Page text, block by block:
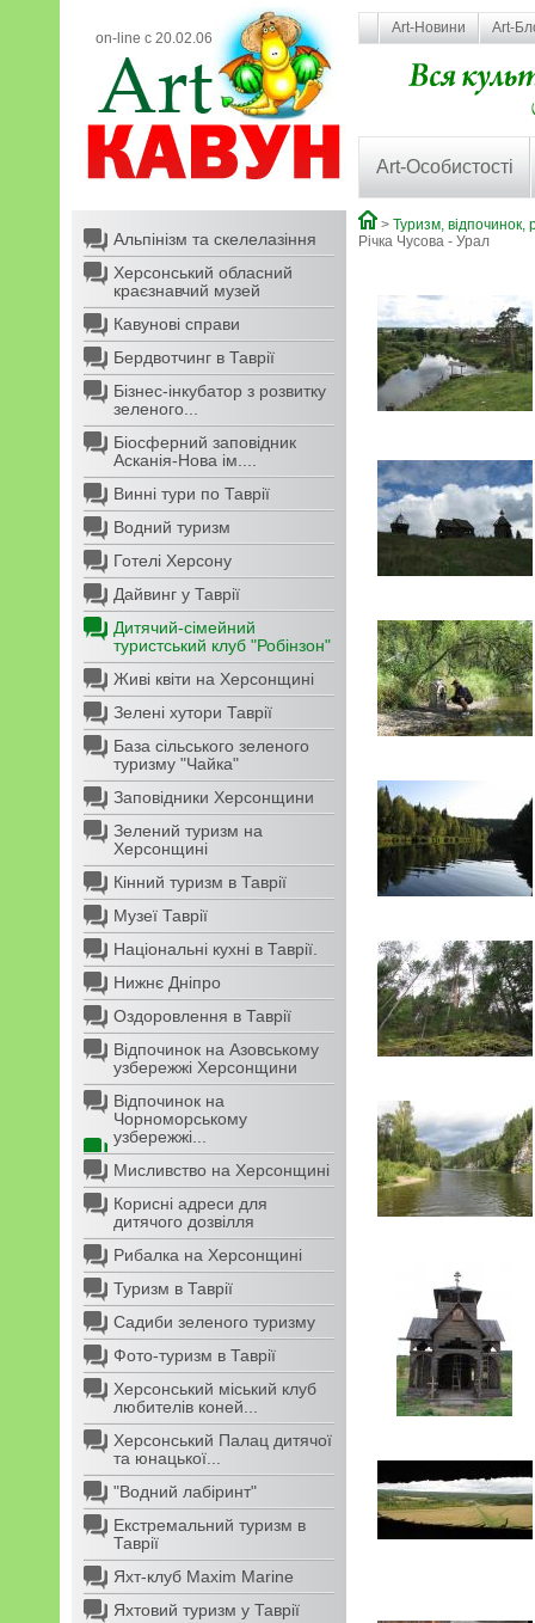
on-line с 20.02.06
Art-Новини Art-
Art-Особистості
Альпінізм та скелелазіння
Херсонський обласний
краєзнавчий музей
Кавунові справи
Бердвотчинг в Таврії
Бізнес-інкубатор з розвитку
зеленого...
Біосферний заповідник
Асканія-Нова ім....
Винні тури по Таврії
Водний туризм
Готелі Херсону
Дайвинг у Таврії
Дитячий-сімейний
туристський клуб "Робінзон"
Живі квіти на Херсонщині
Зелені хутори Таврії
База сільського зеленого
туризму "Чайка"
Заповідники Херсонщини
Зелений туризм на
Херсонщині
Кінний туризм в Таврії
Музеї Таврії
Національні кухні в Таврії.
Нижнє Дніпро
Оздоровлення в Таврії
Відпочинок на Азовському
узбережжі Херсонщини
Відпочинок на
Чорноморському
узбережжі...
Мисливство на Херсонщині
Корисні адреси для
дитячого дозвілля
Рибалка на Херсонщині
Туризм в Таврії
Садиби зеленого туризму
Фото-туризм в Таврії
Херсонський міський клуб
любителів коней...
Херсонський Палац дитячої
та юнацької...
"Водний лабіринт"
Екстремальний туризм в
Таврії
Яхт-клуб Maxim Marine
Яхтовий туризм у Таврії
> Туризм, відпочинок,
Річка Чусова - Урал